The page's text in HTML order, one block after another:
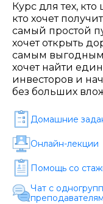
Курс для тех,
кто хочет
самый простой
хочет открыть
самым выгодным
хочет найти
инвесторов и
без больших
Домашние
Онлайн-лекции
Помощь со
Чат с
Уровень